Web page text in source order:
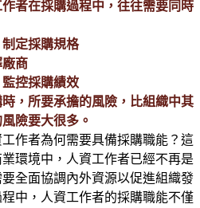
者在採購過程中，往往需要同時
定採購規格
商
控採購績效
，所要承擔的風險，比組織中其
險要大很多。
作者為何需要具備採購職能？這
環境中，人資工作者已經不再是
全面協調內外資源以促進組織發
中，人資工作者的採購職能不僅